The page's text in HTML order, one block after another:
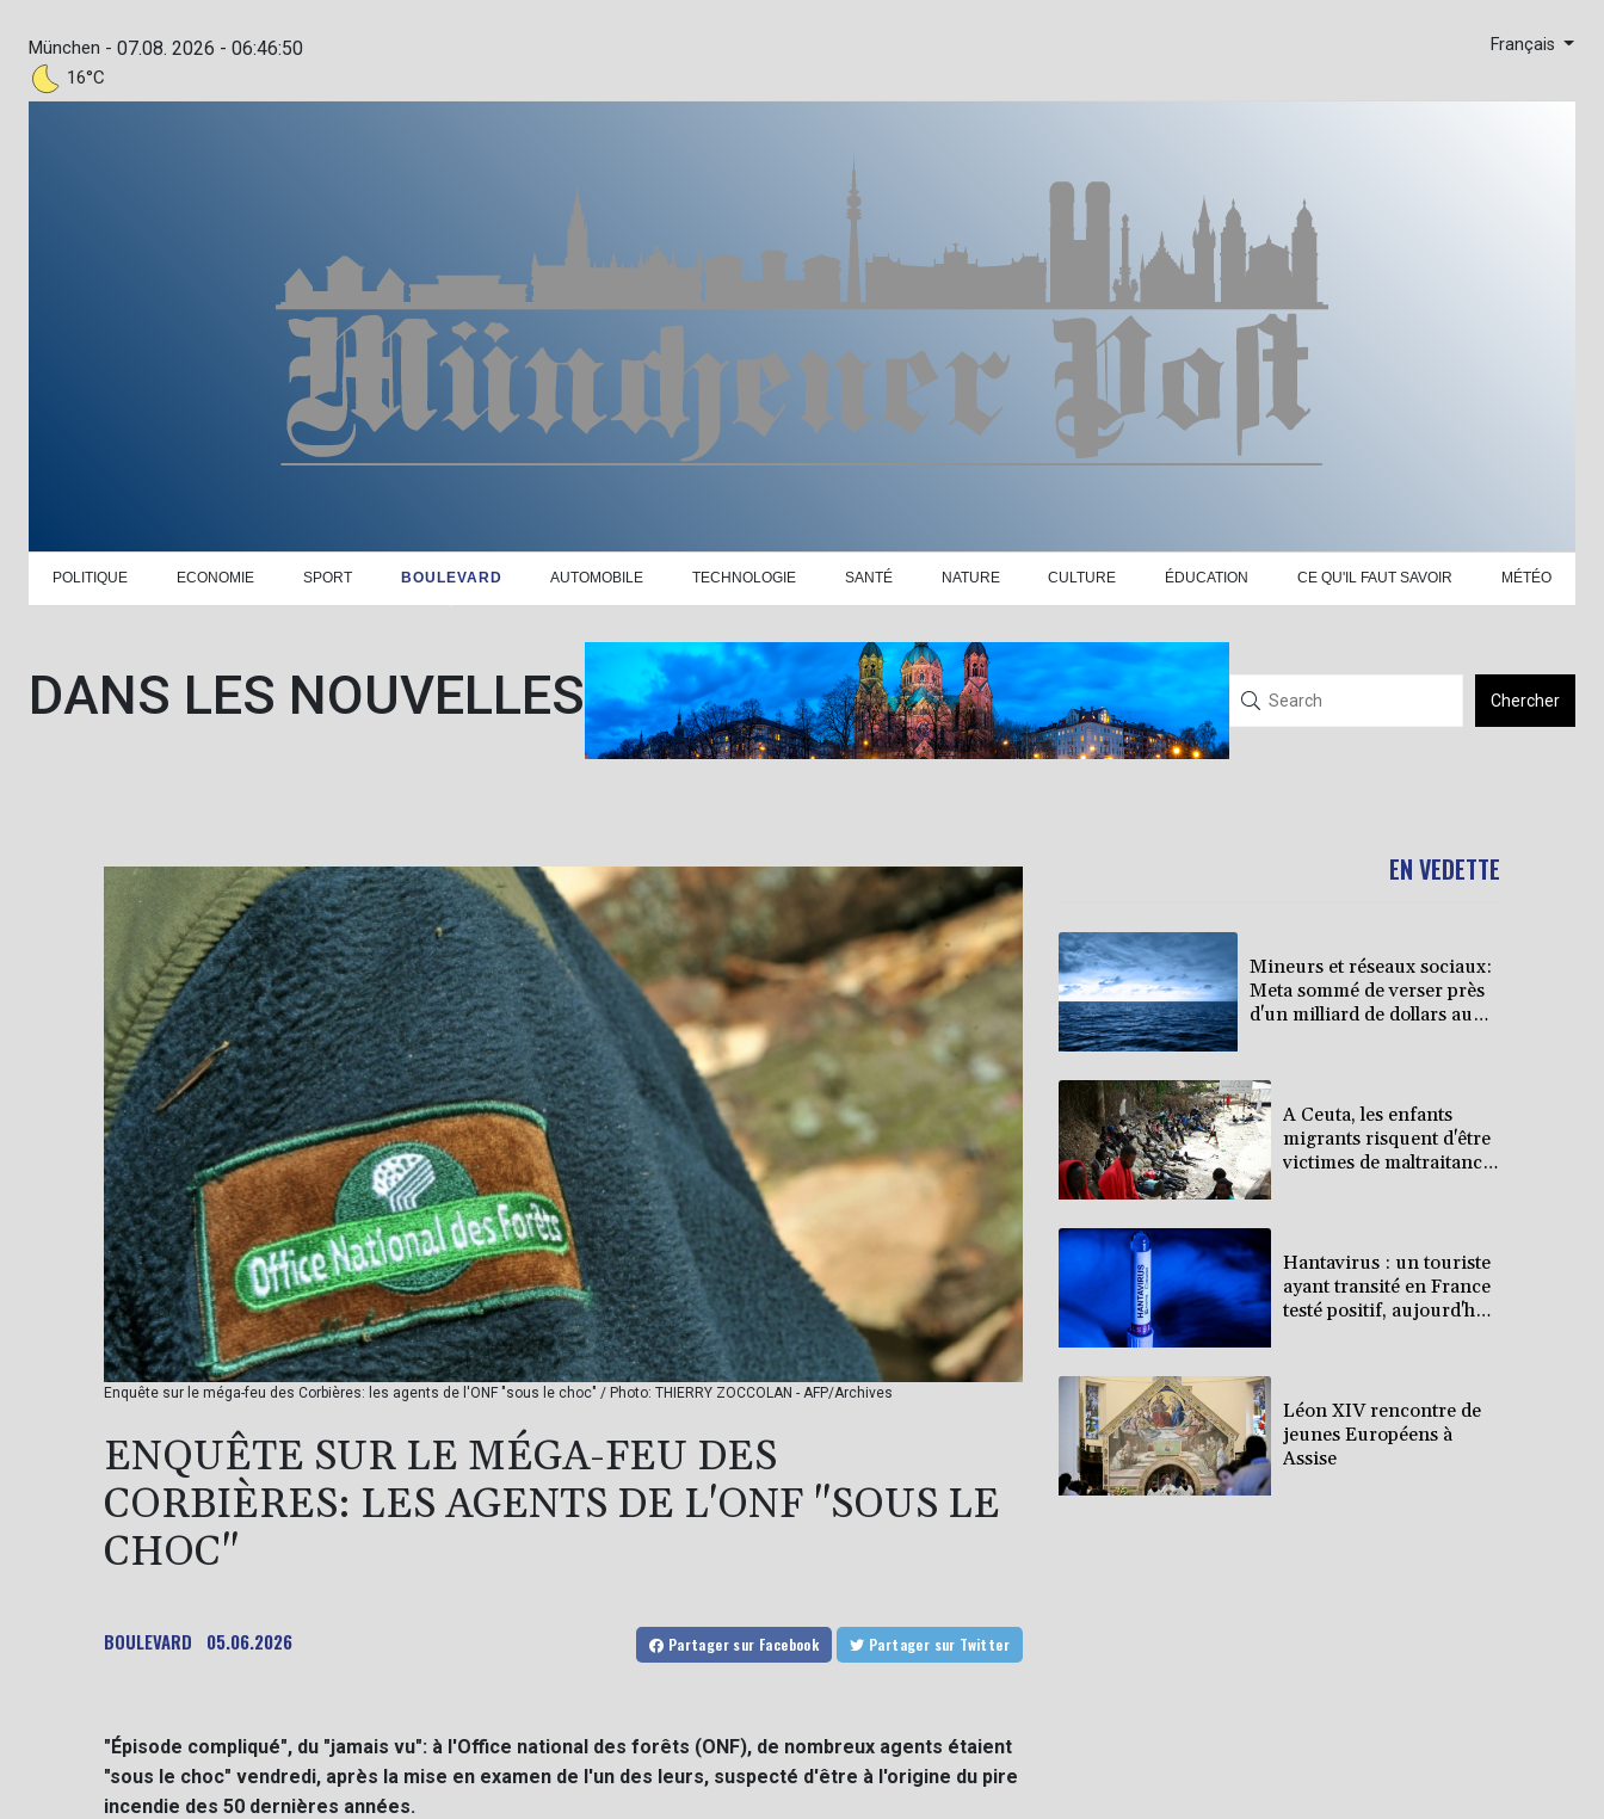
München -
16°C
07.08. 2026 - 06:46:51 Français
POLITIQUE ECONOMIE SPORT BOULEVARD AUTOMOBILE TECHNOLOGIE SANTÉ NATURE CULTURE ÉDUCATION CE QU'IL FAUT SAVOIR MÉTÉO
DANS LES NOUVELLES Chercher
Enquête sur le méga-feu des Corbières: les agents de l'ONF "sous le choc" / Photo: THIERRY ZOCCOLAN - AFP/Archives
ENQUÊTE SUR LE MÉGA-FEU DES
CORBIÈRES: LES AGENTS DE L'ONF "SOUS LE
CHOC"
BOULEVARD 05.06.2026 Partager sur Facebook Partager sur Twitter
"Épisode compliqué", du "jamais vu": à l'Office national des forêts (ONF), de nombreux agents étaient
"sous le choc" vendredi, après la mise en examen de l'un des leurs, suspecté d'être à l'origine du pire
incendie des 50 dernières années.
EN VEDETTE
Mineurs et réseaux sociaux:
Meta sommé de verser près
d'un milliard de dollars au
A Ceuta, les enfants
migrants risquent d'être
victimes de maltraitance
Hantavirus : un touriste
ayant transité en France
testé positif, aujourd'hui
Léon XIV rencontre de
jeunes Européens à
Assise